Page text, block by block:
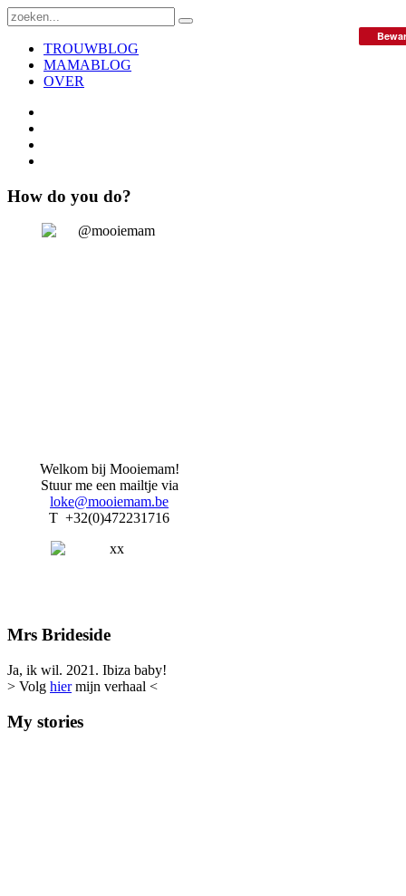
TROUWBLOG
MAMABLOG
OVER
How do you do?
Welkom bij Mooiemam!
Stuur me een mailtje via
loke@mooiemam.be
T +32(0)472231716
Mrs Brideside
Ja, ik wil. 2021. Ibiza baby!
> Volg hiermijn verhaal <
My stories